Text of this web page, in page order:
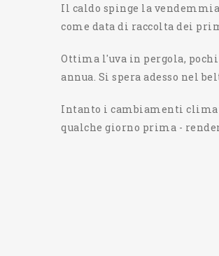
Il caldo spinge la
come data di raccolta dei
Ottima l'uva in pergola,
annua. Si spera adesso nel
Intanto i cambiamenti
qualche giorno prima -